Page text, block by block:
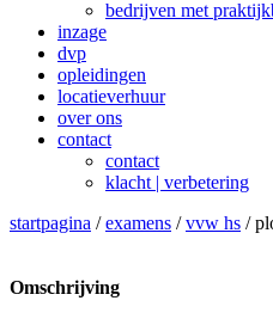
bedrijven met
inzage
dvp
opleidingen
locatieverhuur
over ons
contact
contact
klacht | verbetering
startpagina /examens /vvw hs /
Omschrijving